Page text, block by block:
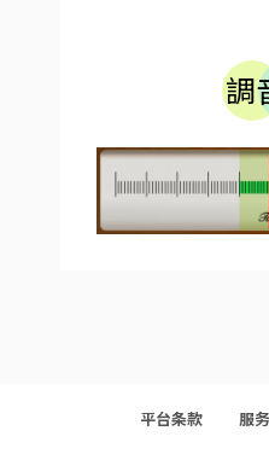
調
平台条款 服